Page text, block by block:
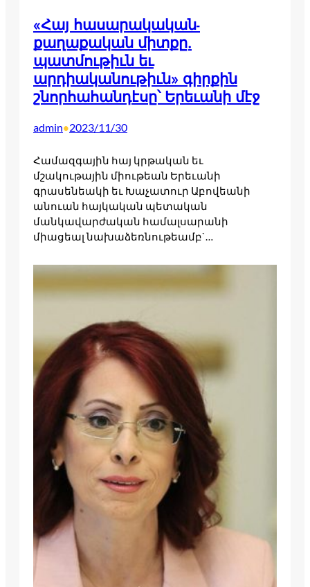
«Հայ հասարակական-
քաղաքական միտքը.
պատմութիւն եւ
արդիականութիւն» գիրքին
շնորհահանդէսը՝ Երեւանի մէջ
admin•2023/11/30
Համազգային հայ կրթական եւ
մշակութային միութեան Երեւանի
գրասենեակի եւ Խաչատուր Աբովեանի
անուան հայկական պետական
մանկավարժական համալսարանի
միացեալ նախաձեռնութեամբ`…